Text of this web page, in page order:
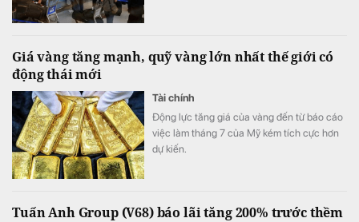
Giá vàng tăng mạnh, quỹ vàng lớn nhất thế giới có
động thái mới
Tài chính
Động lực tăng giá của vàng đến từ báo cáo
việc làm tháng 7 của Mỹ kém tích cực hơn
dự kiến.
Tuấn Anh Group (V68) báo lãi tăng 200% trước thềm